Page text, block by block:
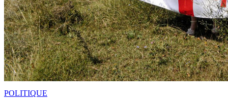
POLITIQUE